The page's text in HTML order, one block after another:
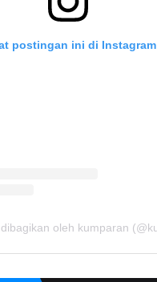
postingan ini di Instagram